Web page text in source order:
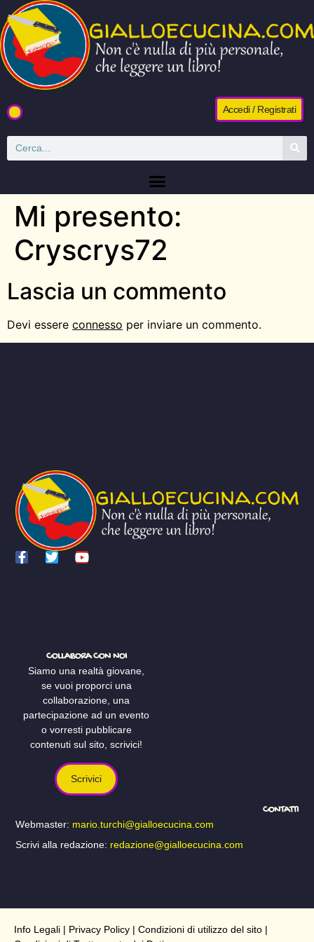
Accedi / Registrati
Mi presento:
Cryscrys72
Lascia un commento
Devi essere connesso per inviare un commento.
COLLABORA CON NOI
Siamo una realtà giovane,
se vuoi proporci una
collaborazione, una
partecipazione ad un evento
o vorresti pubblicare
contenuti sul sito, scrivici!
Scrivici
CONTATTI
Webmaster: mario.turchi@gialloecucina.com
Scrivi alla redazione: redazione@gialloecucina.com
Info Legali | Privacy Policy | Condizioni di utilizzo del sito |